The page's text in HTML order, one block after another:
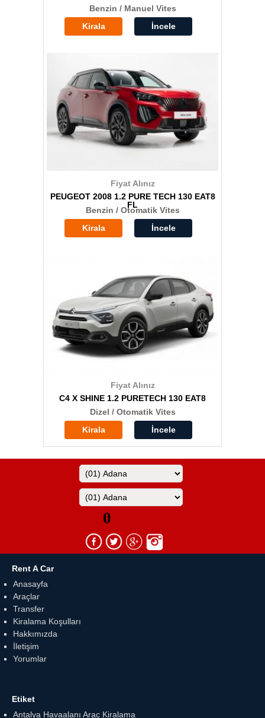
Benzin / Manuel Vites
Kirala
İncele
Fiyat Alınız
PEUGEOT 2008 1.2 PURE TECH 130 EAT8
FL
Benzin / Otomatik Vites
Kirala
İncele
Fiyat Alınız
C4 X SHINE 1.2 PURETECH 130 EAT8
Dizel / Otomatik Vites
Kirala
İncele
Rent A Car
Anasayfa
Araçlar
Transfer
Kiralama Koşulları
Hakkımızda
İletişim
Yorumlar
Etiket
Antalya Havaalanı Araç Kiralama